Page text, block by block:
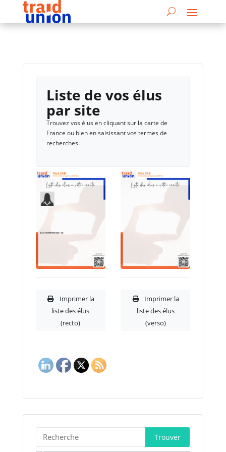
Liste de vos élus
par site
Trouvez vos élus en cliquant sur la carte de
France ou bien en saisissant vos termes de
recherches.
Imprimer la
liste des élus
(recto)
Imprimer la
liste des élus
(verso)
Trouver